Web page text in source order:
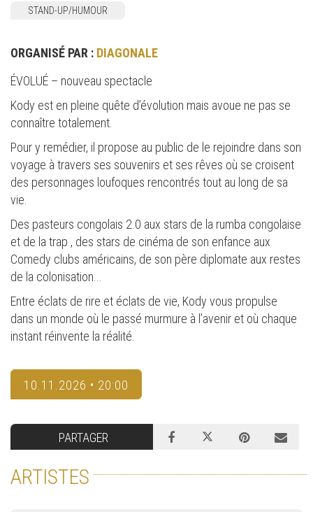
STAND-UP/HUMOUR
ORGANISÉ PAR : DIAGONALE
ÉVOLUÉ – nouveau spectacle
Kody est en pleine quête d’évolution mais avoue ne pas se
connaître totalement.
Pour y remédier, il propose au public de le rejoindre dans son
voyage à travers ses souvenirs et ses rêves où se croisent
des personnages loufoques rencontrés tout au long de sa
vie.
Des pasteurs congolais 2.0 aux stars de la rumba congolaise
et de la trap , des stars de cinéma de son enfance aux
Comedy clubs américains, de son père diplomate aux restes
de la colonisation...
Entre éclats de rire et éclats de vie, Kody vous propulse
dans un monde où le passé murmure à l’avenir et où chaque
instant réinvente la réalité.
10.11.2026 • 20:00
PARTAGER
ARTISTES